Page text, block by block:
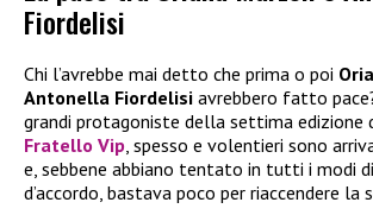
Fiordelisi
Chi l’avrebbe mai detto che prima o poi
Antonella Fiordelisi avrebbero fatto
grandi protagoniste della settima edizione
Fratello Vip, spesso e volentieri sono
e, sebbene abbiano tentato in tutti i modi
d’accordo, bastava poco per riaccendere la